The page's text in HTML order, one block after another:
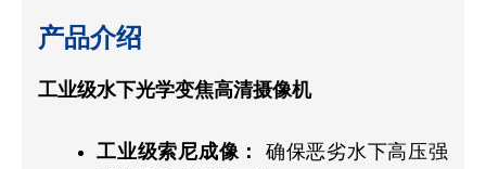
产品介绍
工业级水下光学变焦高清摄像机
工业级索尼成像：
确保恶劣水下高压强